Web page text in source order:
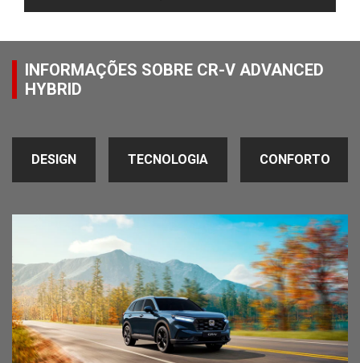
INFORMAÇÕES SOBRE CR-V ADVANCED
HYBRID
DESIGN TECNOLOGIA CONFORTO